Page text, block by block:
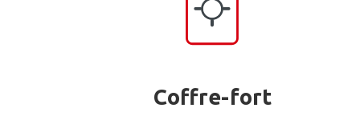
Coffre-fort